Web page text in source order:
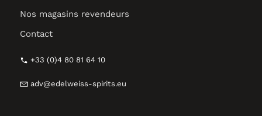
Nos magasins revendeurs
Contact
+33 (0)4 80 81 64 10
adv@edelweiss-spirits.eu